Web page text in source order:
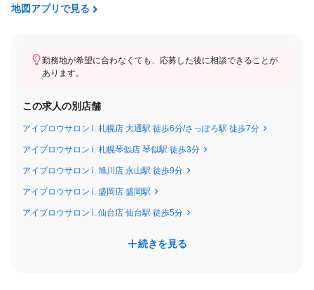
・昇給：年1回以上
【モデル月収】※現状実績より一般的なケース
月収：320,000円＋交通費別途支給
〈内訳〉
・基本給：250,000円
・売上インセンティブ：50,000円
それぞれのペースで成長しながら、
地図アプリで見る
勤務地が希望に合わなくても、応募した後に相談できることが
あります。
この求人の別店舗
アイブロウサロン i. 札幌店 大通駅 徒歩6分/さっぽろ駅 徒歩7分
アイブロウサロン i. 札幌琴似店 琴似駅 徒歩3分
アイブロウサロン i. 旭川店 永山駅 徒歩9分
アイブロウサロン i. 盛岡店 盛岡駅
アイブロウサロン i. 仙台店 仙台駅 徒歩5分
続きを見る